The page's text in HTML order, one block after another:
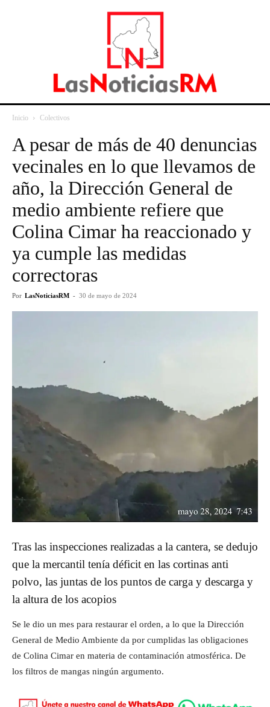
Inicio Colectivos
A pesar de más de 40 denuncias
vecinales en lo que llevamos de
año, la Dirección General de
medio ambiente refiere que
Colina Cimar ha reaccionado y
ya cumple las medidas
correctoras
Por LasNoticiasRM - 30 de mayo de 2024
Tras las inspecciones realizadas a la cantera, se dedujo
que la mercantil tenía déficit en las cortinas anti
polvo, las juntas de los puntos de carga y descarga y
la altura de los acopios
Se le dio un mes para restaurar el orden, a lo que la Dirección
General de Medio Ambiente da por cumplidas las obligaciones
de Colina Cimar en materia de contaminación atmosférica. De
los filtros de mangas ningún argumento.